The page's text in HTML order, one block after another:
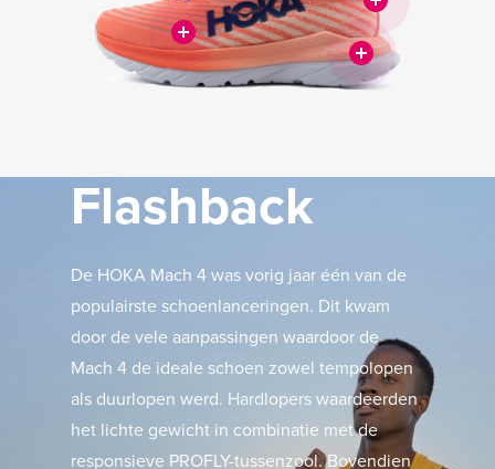
Flashback
De HOKA Mach 4 was vorig jaar één van de
populairste schoenlanceringen. Dit kwam
door de vele aanpassingen waardoor de
Mach 4 de ideale schoen zowel tempolopen
als duurlopen werd. Hardlopers waardeerden
het lichte gewicht in combinatie met de
responsieve PROFLY-tussenzool. Bovendien